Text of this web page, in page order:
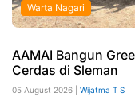
Warta Nagari
AAMAI Bangun
Cerdas di Sleman
05 August 2026 | Wijatma T S